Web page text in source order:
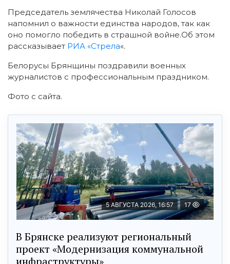
Председатель землячества Николай Голосов
напомнил о важности единства народов, так как
оно помогло победить в страшной войне.Об этом
рассказывает РИА «Стрела«.
Белорусы Брянщины поздравили военных
журналистов с профессиональным праздником.
Фото с сайта.
5 АВГУСТА 2026, 16:57 17
В Брянске реализуют региональный
проект «Модернизация коммунальной
инфраструктуры»